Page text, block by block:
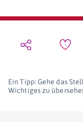
Ein Tipp: Gehe das
Wichtiges zu